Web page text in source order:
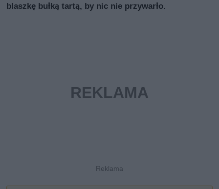
blaszkę bułką tartą, by nic nie przywarło.